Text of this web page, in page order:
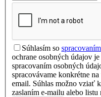
Súhlasím so
ochrane osobných údajov
spracovaním osobných
spracovávame konkrétne
email. Súhlas možno vziať
zaslaním e-mailu alebo